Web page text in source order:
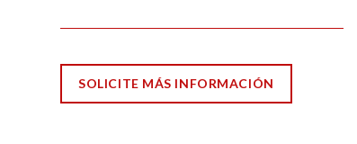
SOLICITE MÁS INFORMACIÓN